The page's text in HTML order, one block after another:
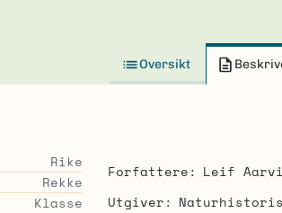
Oversikt
Rike
Rekke
Klasse
Forfattere Leif
Utgiver